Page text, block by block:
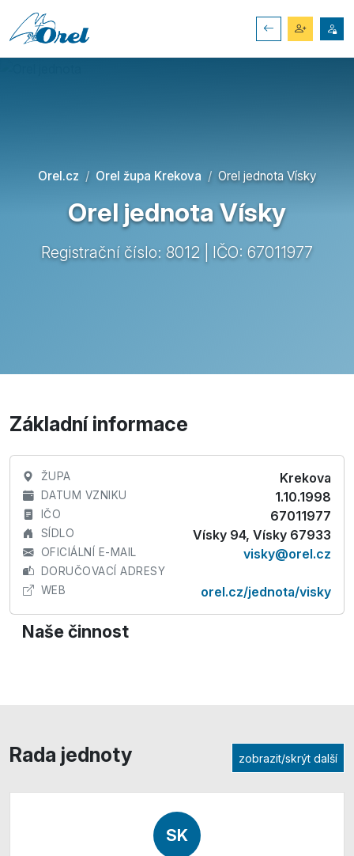
Orel.cz Orel župa Krekova Orel jednota Vísky
Orel jednota Vísky
Registrační číslo: 8012 | IČO: 67011977
Základní informace
ŽUPA Krekova
DATUM VZNIKU 1.10.1998
IČO 67011977
SÍDLO Vísky 94, Vísky 67933
OFICIÁLNÍ E-MAIL visky@orel.cz
DORUČOVACÍ ADRESY
WEB
orel.cz/jednota/visky
Naše činnost
Rada jednoty zobrazit/skrýt další
SK